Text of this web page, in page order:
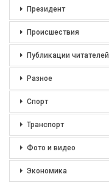
Президент
Происшествия
Публикации читателей
Разное
Спорт
Транспорт
Фото и видео
Экономика